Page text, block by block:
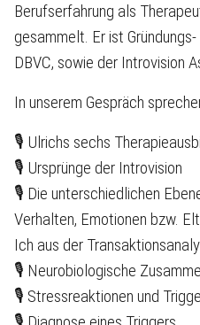
Berufserfahrung als
gesammelt. Er ist
DBVC, sowie der Introvision
In unserem Gespräch
🎙 Ulrichs sechs
🎙 Ursprünge der Introvision
🎙 Die unterschiedlichen
Verhalten, Emotionen bzw.
Ich aus der
🎙 Neurobiologische
🎙 Stressreaktionen und